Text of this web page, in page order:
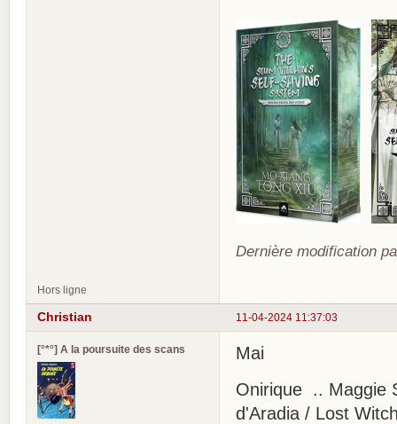
Dernière modification
Hors ligne
11-04-2024 11:37:03
Christian
[°*°] A la poursuite des scans
Mai
Onirique .. Maggie
d'Aradia / Lost